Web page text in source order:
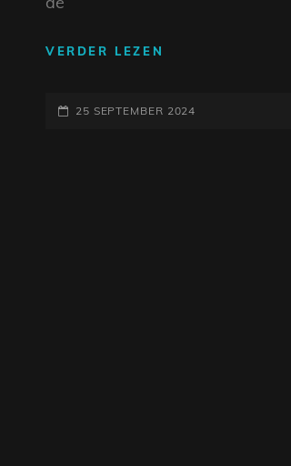
VERDER LEZEN
VAN
GEPLAATST
25 SEPTEMBER 2024